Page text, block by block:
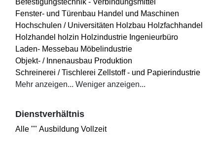
Fenster- und Türenbau Handel und Maschinen
Hochschulen / Universitäten Holzbau Holzfachhandel
Holzhandel holzin Holzindustrie Ingenieurbüro
Laden- Messebau Möbelindustrie
Objekt- / Innenausbau Produktion
Schreinerei / Tischlerei Zellstoff - und Papierindustrie
Mehr anzeigen... Weniger anzeigen...
Dienstverhältnis
Alle "" Ausbildung Vollzeit